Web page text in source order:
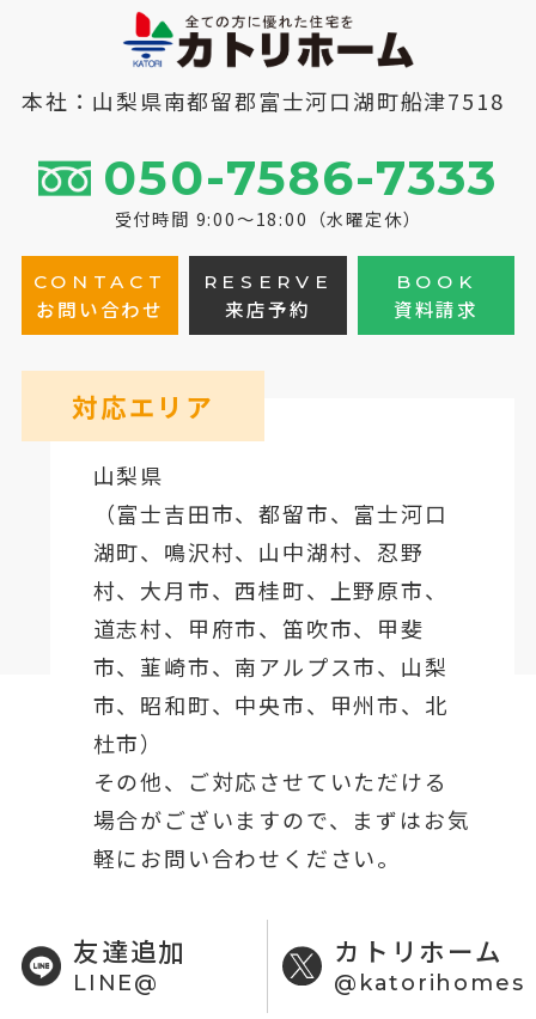
本社：山梨県南都留郡富士河口湖町船津7518
050-7586-7333
受付時間 9:00～18:00（水曜定休）
CONTACT
お問い合わせ
RESERVE
来店予約
BOOK
資料請求
対応エリア
山梨県
（富士吉田市、都留市、 富士河口
湖町、鳴沢村、山中湖村、忍野
村、 大月市、西桂町、上野原市、
道志村、 甲府市、笛吹市、甲斐
市、韮崎市、南アルプス市、山梨
市、昭和町、中央市、甲州市、北
杜市）
その他、ご対応させていただける
場合がございますので、まずはお気
軽にお問い合わせください。
友達追加
LINE@
カトリホーム
@katorihomes